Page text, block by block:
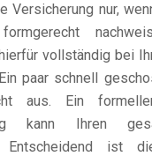
Versicherung nur,
vollständig bei
paar schnell
aus. Ein
kann Ihren
Entscheidend ist